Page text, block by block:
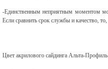
-Единственным неприятным моментом
Если сравнить срок службы и качество,
Цвет акрилового сайдинга Альта-